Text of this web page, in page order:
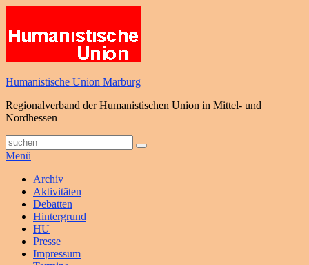
springen
Humanistische Union Marburg
Regionalverband der Humanistischen Union in Mittel- und
Nordhessen
Suche
nach:
Suchen
Menü
Primäres
Menü
Archiv
Aktivitäten
Debatten
Hintergrund
HU
Presse
Impressum